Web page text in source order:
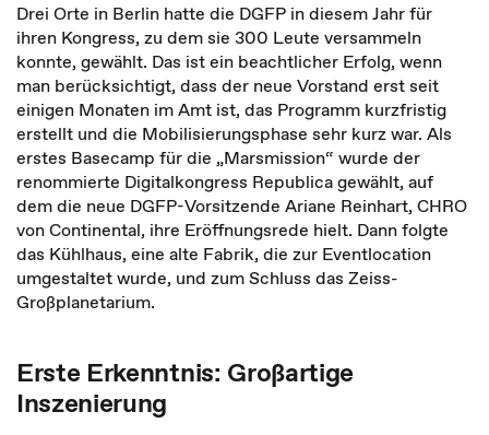
Drei Orte in Berlin hatte die DGFP in diesem Jahr für
ihren Kongress, zu dem sie 300 Leute versammeln
konnte, gewählt. Das ist ein beachtlicher Erfolg, wenn
man berücksichtigt, dass der neue Vorstand erst seit
einigen Monaten im Amt ist, das Programm kurzfristig
erstellt und die Mobilisierungsphase sehr kurz war. Als
erstes Basecamp für die „Marsmission“ wurde der
renommierte Digitalkongress Republica gewählt, auf
dem die neue DGFP-Vorsitzende Ariane Reinhart, CHRO
von Continental, ihre Eröffnungsrede hielt. Dann folgte
das Kühlhaus, eine alte Fabrik, die zur Eventlocation
umgestaltet wurde, und zum Schluss das Zeiss-
Großplanetarium.
Erste Erkenntnis: Großartige
Inszenierung